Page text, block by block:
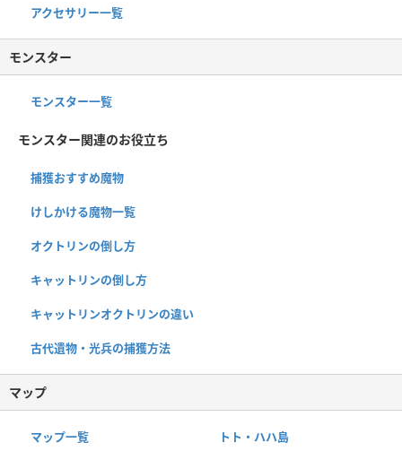
アクセサリー一覧
モンスター
モンスター一覧
モンスター関連のお役立ち
捕獲おすすめ魔物
けしかける魔物一覧
オクトリンの倒し方
キャットリンの倒し方
キャットリンオクトリンの違い
古代遺物・光兵の捕獲方法
マップ
マップ一覧 トト・ハハ島